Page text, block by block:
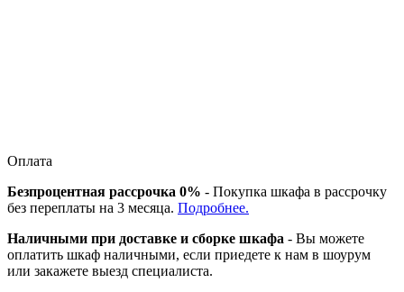
Оплата
Безпроцентная рассрочка 0% - Покупка шкафа в рассрочку
без переплаты на 3 месяца. Подробнее.
Наличными при доставке и сборке шкафа - Вы можете
оплатить шкаф наличными, если приедете к нам в шоурум
или закажете выезд специалиста.